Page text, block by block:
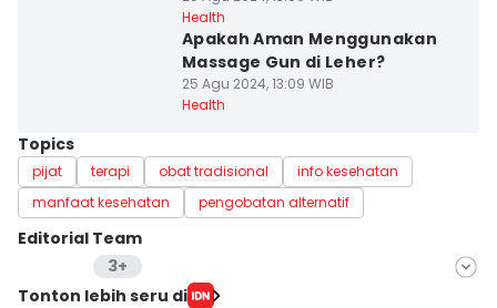
Health
Apakah Aman Menggunakan
Massage Gun di Leher?
25 Agu 2024, 13:09 WIB
Health
Topics
pijat terapi obat tradisional
info kesehatan
manfaat kesehatan
pengobatan alternatif
Editorial Team
3+
Editor
Tonton lebih seru di